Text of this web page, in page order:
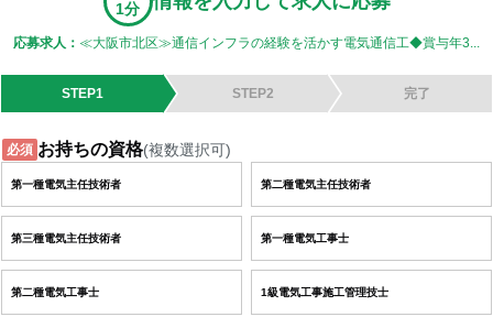
1分
応募求人： ≪大阪市北区≫通信インフラの経験を活かす電気通信工◆賞与年3...
STEP1 STEP2 完了
必須 お持ちの資格(複数選択可)
第一種電気主任技術者 第二種電気主任技術者
第三種電気主任技術者 第一種電気工事士
第二種電気工事士 1級電気工事施工管理技士